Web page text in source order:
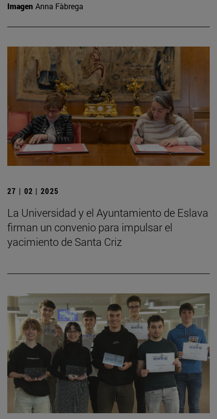
Imagen Anna Fàbrega
27 | 02 | 2025
La Universidad y el Ayuntamiento de Eslava
firman un convenio para impulsar el
yacimiento de Santa Criz